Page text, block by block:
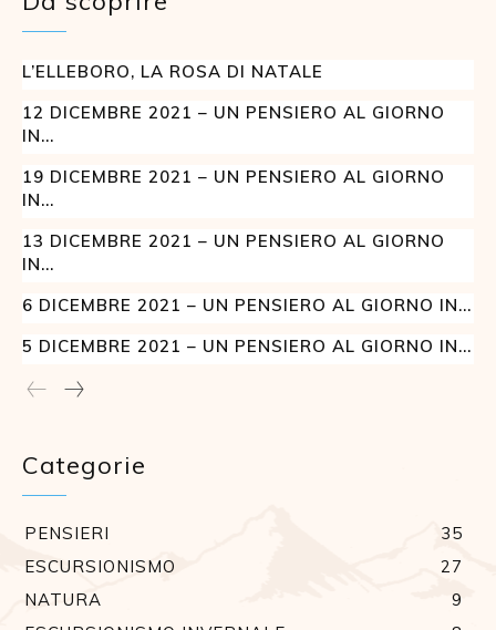
L’ELLEBORO, LA ROSA DI NATALE
12 DICEMBRE 2021 – UN PENSIERO AL GIORNO
IN...
19 DICEMBRE 2021 – UN PENSIERO AL GIORNO
IN...
13 DICEMBRE 2021 – UN PENSIERO AL GIORNO
IN...
6 DICEMBRE 2021 – UN PENSIERO AL GIORNO IN...
5 DICEMBRE 2021 – UN PENSIERO AL GIORNO IN...
Categorie
PENSIERI
35
ESCURSIONISMO
27
NATURA
9